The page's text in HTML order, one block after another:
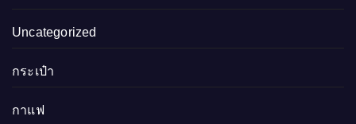
Uncategorized
กระเป๋า
กาแฟ